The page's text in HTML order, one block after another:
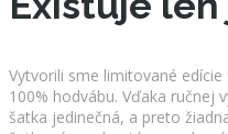
Vytvorili sme limitované
100% hodvábu. Vďaka ručnej
šatka jedinečná, a preto